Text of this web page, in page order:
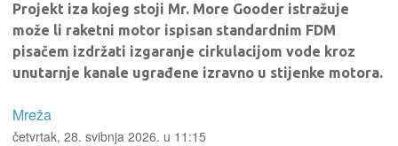
Projekt iza kojeg stoji Mr. More Gooder istražuje
može li raketni motor ispisan standardnim FDM
pisačem izdržati izgaranje cirkulacijom vode kroz
unutarnje kanale ugrađene izravno u stijenke motora.
Mreža
četvrtak, 28. svibnja 2026. u 11:15